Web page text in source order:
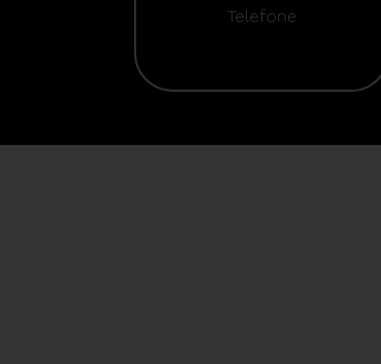
Telefone